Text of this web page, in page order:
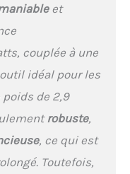
et
couplée à une
idéal pour les
poids de 2,9
robuste,
, ce qui est
Toutefois,